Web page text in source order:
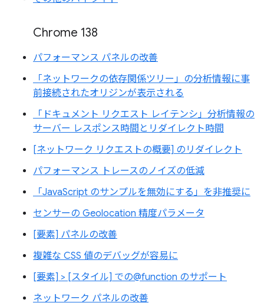
Chrome 138
パフォーマンス パネルの改善
「ネットワークの依存関係ツリー」の分析情報に事
前接続されたオリジンが表示される
「ドキュメント リクエスト レイテンシ」分析情報の
サーバー レスポンス時間とリダイレクト時間
[ネットワーク リクエストの概要] のリダイレクト
パフォーマンス トレースのノイズの低減
「JavaScript のサンプルを無効にする」を非推奨に
センサーの Geolocation 精度パラメータ
[要素] パネルの改善
複雑な CSS 値のデバッグが容易に
[要素] > [スタイル] での@function のサポート
ネットワーク パネルの改善